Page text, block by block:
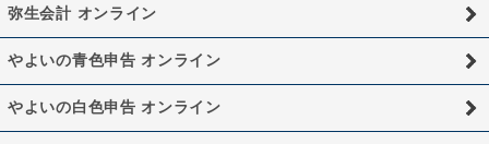
弥生会計 オンライン
やよいの青色申告 オンライン
やよいの白色申告 オンライン